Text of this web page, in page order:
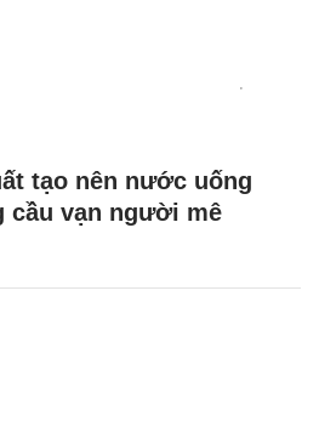
tạo nên nước uống
cầu vạn người mê